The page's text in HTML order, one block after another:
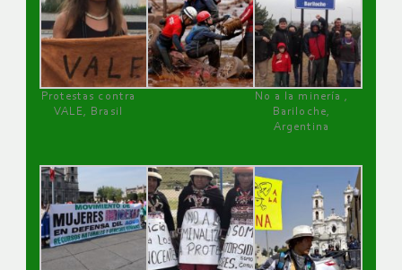
Protestas contra
VALE, Brasil
No a la minería ,
Bariloche,
Argentina